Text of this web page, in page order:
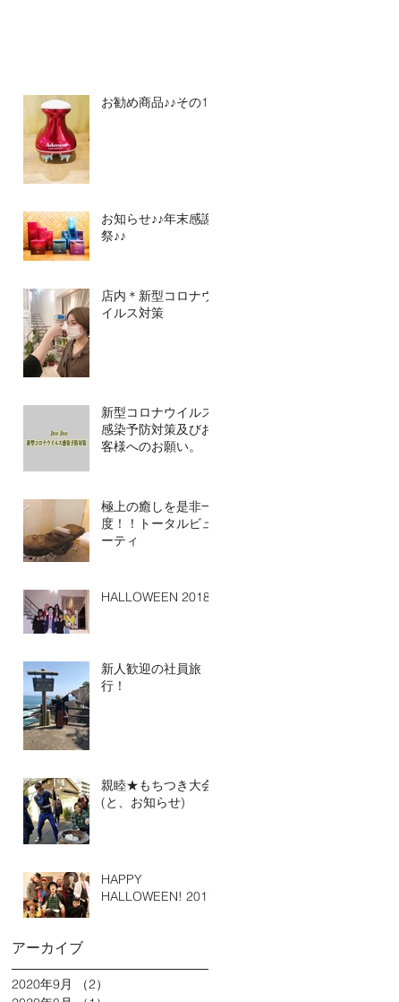
お勧め商品♪♪その1
お知らせ♪♪年末感謝
祭♪♪
店内＊新型コロナウ
イルス対策
新型コロナウイルス
感染予防対策及びお
客様へのお願い。
極上の癒しを是非一
度！！トータルビュ
ーティ
HALLOWEEN 2018
新人歓迎の社員旅
行！
親睦★もちつき大会
(と、お知らせ)
HAPPY
HALLOWEEN! 2017
アーカイブ
2020年9月 （2）